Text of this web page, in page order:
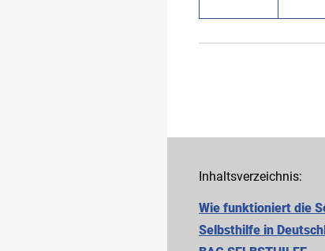
Inhaltsverzeichnis:
Wie funktioniert die
Selbsthilfe in